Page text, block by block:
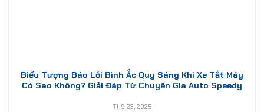
Biểu Tượng Báo Lỗi Bình Ắc Quy Sáng Khi Xe Tắt Máy
Có Sao Không? Giải Đáp Từ Chuyên Gia Auto Speedy
Th9 23, 2025